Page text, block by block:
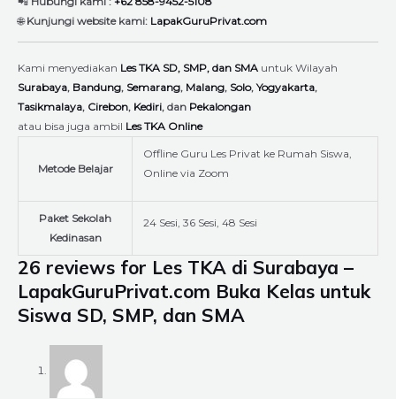
🌐Kunjungi website kami: LapakGuruPrivat.com
Kami menyediakan Les TKA SD, SMP, dan SMA untuk Wilayah
Surabaya, Bandung, Semarang, Malang, Solo,Yogyakarta,
Tasikmalaya, Cirebon, Kediri, dan Pekalongan
atau bisa juga ambil Les TKA Online
Metode Belajar
Offline Guru Les Privat ke Rumah Siswa,
Online via Zoom
Paket Sekolah
Kedinasan
24 Sesi, 36 Sesi, 48 Sesi
26 reviews for Les TKA di Surabaya –
LapakGuruPrivat.com Buka Kelas untuk
Siswa SD, SMP, dan SMA